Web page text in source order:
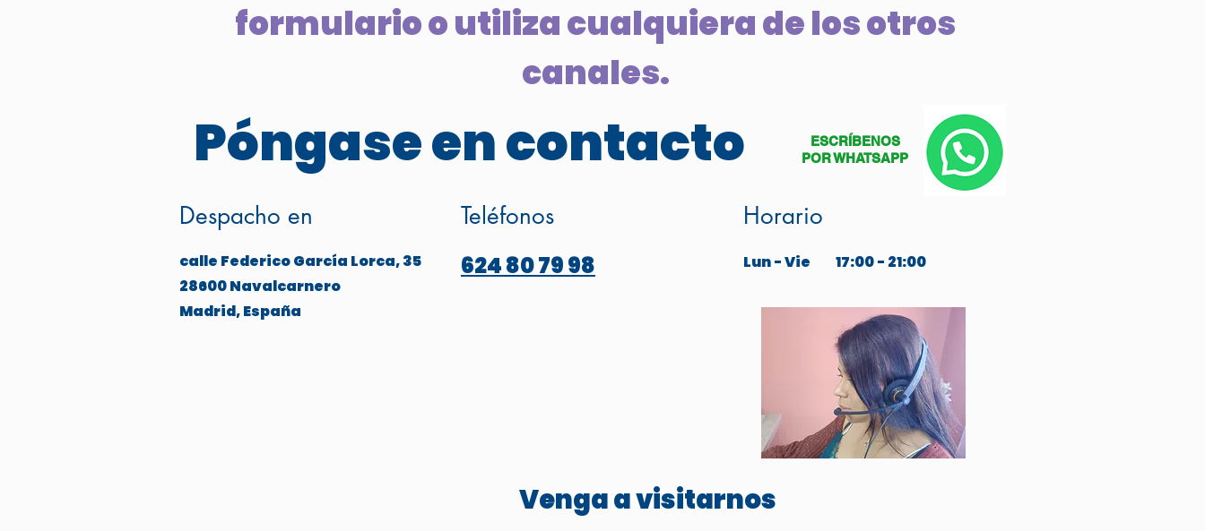
formulario o utiliza cualquiera de los otros
canales.
Póngase en contacto
Despacho en
calle Federico García Lorca, 35
28600 Navalcarnero
Madrid, España
Teléfonos
624 80 79 98
Horario
Lun - Vie 17:00 - 21:00
ESCRÍBENOS
POR WHATSAPP
Venga a visitarnos